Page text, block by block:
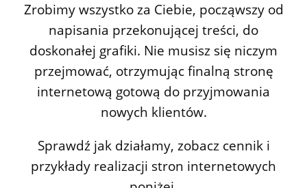
Zrobimy wszystko za Ciebie, począwszy od
napisania przekonującej treści, do
doskonałej grafiki. Nie musisz się niczym
przejmować, otrzymując finalną stronę
internetową gotową do przyjmowania
nowych klientów.
Sprawdź jak działamy, zobacz cennik i
przykłady realizacji stron internetowych